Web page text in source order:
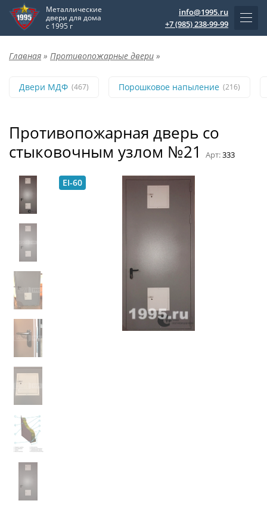
Металлические
двери для дома
с 1995 г
info@1995.ru
+7 (985) 238-99-99
Главная » Противопожарные двери »
Двери МДФ (467) Порошковое напыление (216)
Противопожарная дверь со
стыковочным узлом №21
Арт:333
EI-60